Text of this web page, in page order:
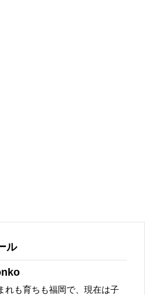
ル
れも育ちも福岡で、現在は子